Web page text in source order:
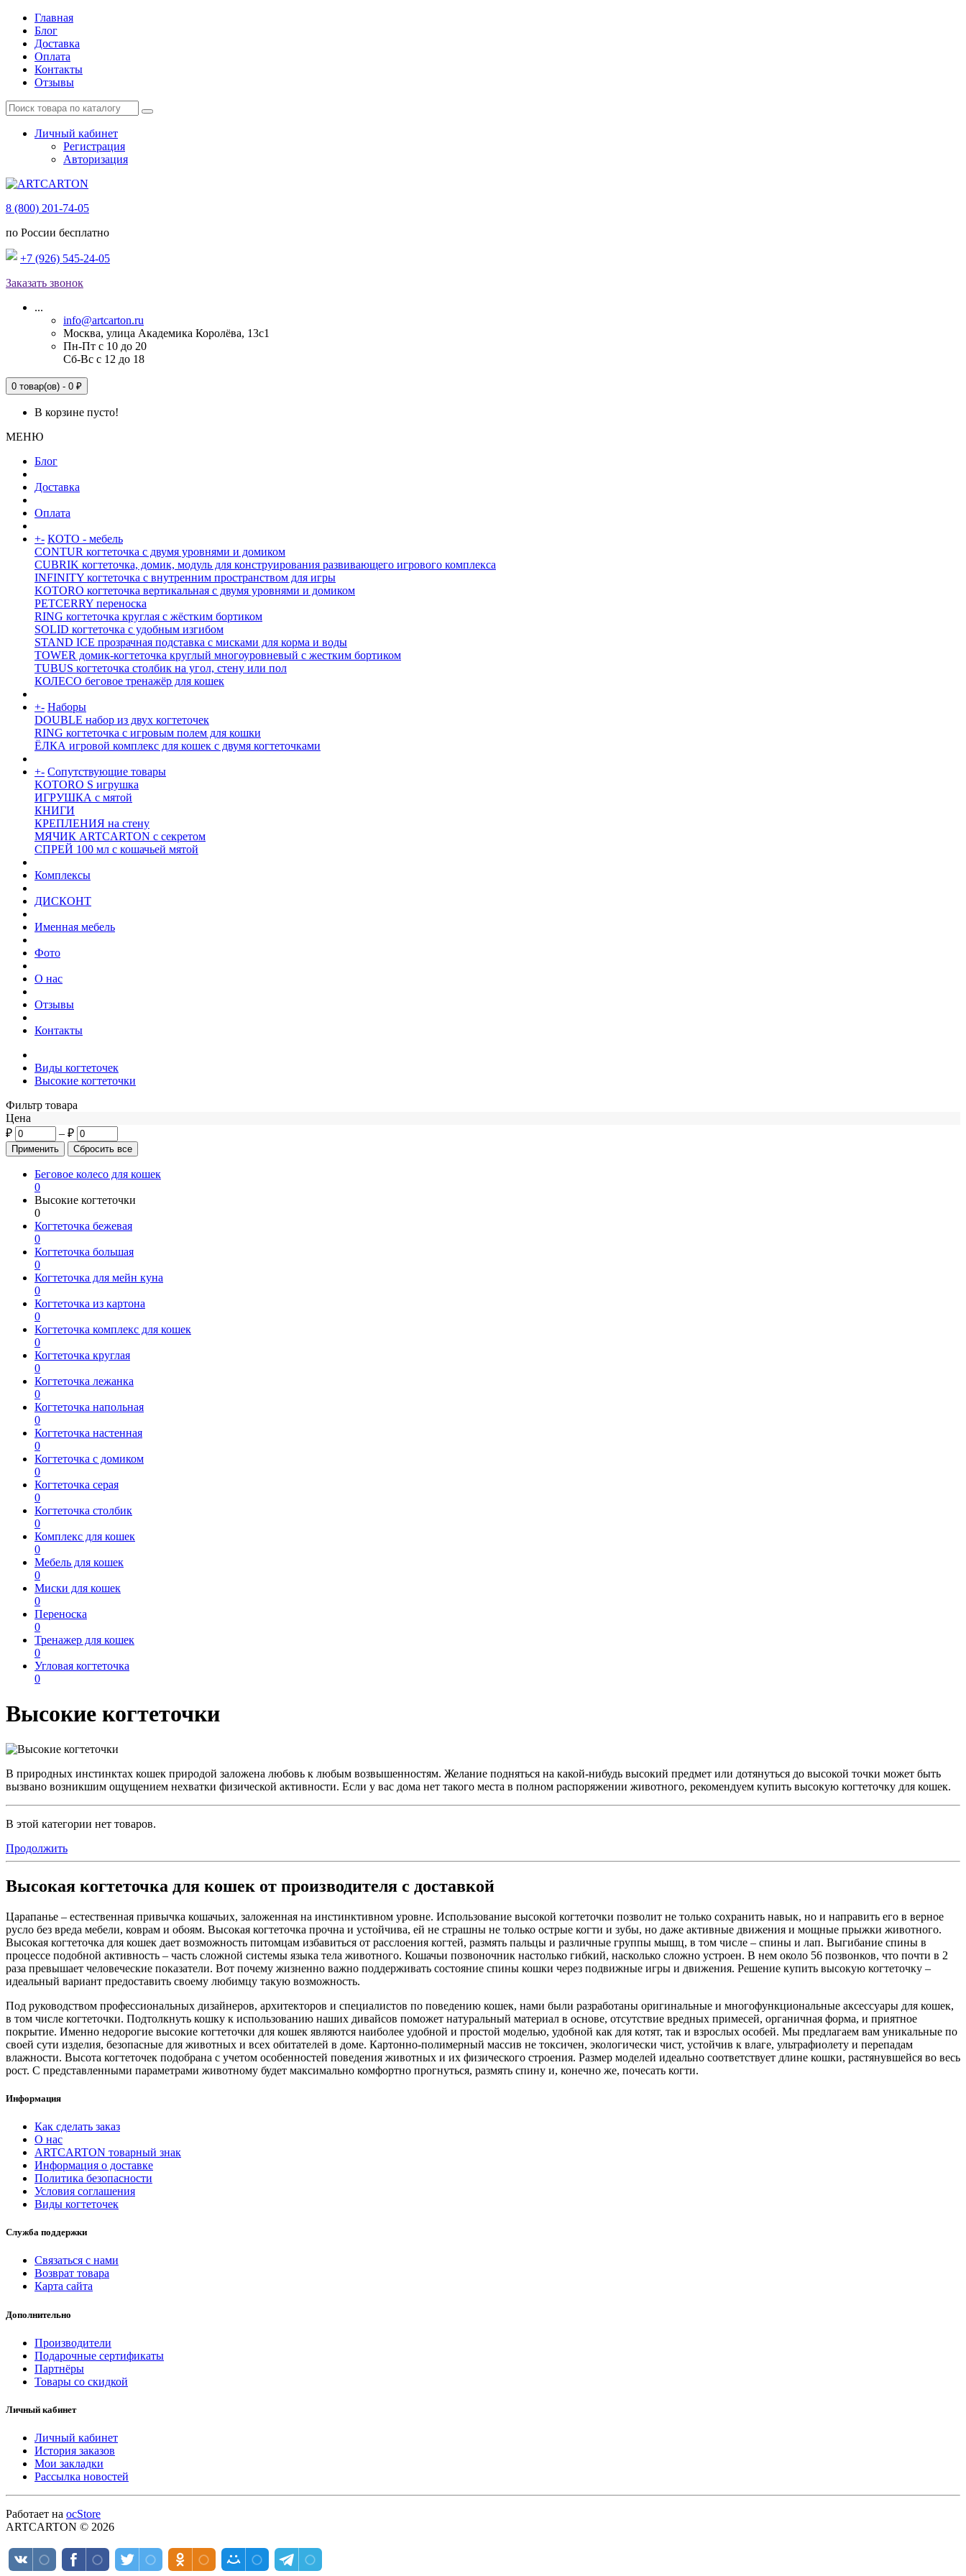
Главная
Блог
Доставка
Оплата
Контакты
Отзывы
Личный кабинет
Регистрация
Авторизация
8 (800) 201-74-05
по России бесплатно
+7 (926) 545-24-05
Заказать звонок
...
info@artcarton.ru
Москва, улица Академика Королёва, 13с1
Пн-Пт с 10 до 20
Сб-Вс с 12 до 18
0 товар(ов) - 0 ₽
В корзине пусто!
МЕНЮ
Блог
Доставка
Оплата
+- КОТО - мебель
CONTUR когтеточка с двумя уровнями и домиком
CUBRIK когтеточка, домик, модуль для конструирования развивающего игрового комплекса
INFINITY когтеточка с внутренним пространством для игры
KOTORO когтеточка вертикальная с двумя уровнями и домиком
PETCERRY переноска
RING когтеточка круглая с жёстким бортиком
SOLID когтеточка с удобным изгибом
STAND ICE прозрачная подставка с мисками для корма и воды
TOWER домик-когтеточка круглый многоуровневый с жестким бортиком
TUBUS когтеточка столбик на угол, стену или пол
КОЛЕСО беговое тренажёр для кошек
+- Наборы
DOUBLE набор из двух когтеточек
RING когтеточка c игровым полем для кошки
ЁЛКА игровой комплекс для кошек с двумя когтеточками
+- Сопутствующие товары
KOTORO S игрушка
ИГРУШКА с мятой
КНИГИ
КРЕПЛЕНИЯ на стену
МЯЧИК ARTCARTON с секретом
СПРЕЙ 100 мл с кошачьей мятой
Комплексы
ДИСКОНТ
Именная мебель
Фото
О нас
Отзывы
Контакты
Виды когтеточек
Высокие когтеточки
Фильтр товара
Цена
₽
– ₽
Беговое колесо для кошек
0
Высокие когтеточки
0
Когтеточка бежевая
0
Когтеточка большая
0
Когтеточка для мейн куна
0
Когтеточка из картона
0
Когтеточка комплекс для кошек
0
Когтеточка круглая
0
Когтеточка лежанка
0
Когтеточка напольная
0
Когтеточка настенная
0
Когтеточка с домиком
0
Когтеточка серая
0
Когтеточка столбик
0
Комплекс для кошек
0
Мебель для кошек
0
Миски для кошек
0
Переноска
0
Тренажер для кошек
0
Угловая когтеточка
0
Высокие когтеточки
В природных инстинктах кошек природой заложена любовь к любым возвышенностям. Желание подняться на какой-нибудь высокий предмет или дотянуться до высокой точки может быть
вызвано возникшим ощущением нехватки физической активности. Если у вас дома нет такого места в полном распоряжении животного, рекомендуем купить высокую когтеточку для кошек.
В этой категории нет товаров.
Продолжить
Высокая когтеточка для кошек от производителя с доставкой
Царапанье – естественная привычка кошачьих, заложенная на инстинктивном уровне. Использование высокой когтеточки позволит не только сохранить навык, но и направить его в верное
русло без вреда мебели, коврам и обоям. Высокая когтеточка прочна и устойчива, ей не страшны не только острые когти и зубы, но даже активные движения и мощные прыжки животного.
Высокая когтеточка для кошек дает возможность питомцам избавиться от расслоения когтей, размять пальцы и различные группы мышц, в том числе – спины и лап. Выгибание спины в
процессе подобной активность – часть сложной системы языка тела животного. Кошачьи позвоночник настолько гибкий, насколько сложно устроен. В нем около 56 позвонков, что почти в 2
раза превышает человеческие показатели. Вот почему жизненно важно поддерживать состояние спины кошки через подвижные игры и движения. Решение купить высокую когтеточку –
идеальный вариант предоставить своему любимцу такую возможность.
Под руководством профессиональных дизайнеров, архитекторов и специалистов по поведению кошек, нами были разработаны оригинальные и многофункциональные аксессуары для кошек,
в том числе когтеточки. Подтолкнуть кошку к использованию наших дивайсов поможет натуральный материал в основе, отсутствие вредных примесей, органичная форма, и приятное
покрытие. Именно недорогие высокие когтеточки для кошек являются наиболее удобной и простой моделью, удобной как для котят, так и взрослых особей. Мы предлагаем вам уникальные по
своей сути изделия, безопасные для животных и всех обитателей в доме. Картонно-полимерный массив не токсичен, экологически чист, устойчив к влаге, ультрафиолету и перепадам
влажности. Высота когтеточек подобрана с учетом особенностей поведения животных и их физического строения. Размер моделей идеально соответствует длине кошки, растянувшейся во весь
рост. С представленными параметрами животному будет максимально комфортно прогнуться, размять спину и, конечно же, почесать когти.
Информация
Как сделать заказ
О нас
ARTCARTON товарный знак
Информация о доставке
Политика безопасности
Условия соглашения
Виды когтеточек
Служба поддержки
Связаться с нами
Возврат товара
Карта сайта
Дополнительно
Производители
Подарочные сертификаты
Партнёры
Товары со скидкой
Личный кабинет
Личный кабинет
История заказов
Мои закладки
Рассылка новостей
Работает на ocStore
ARTCARTON © 2026